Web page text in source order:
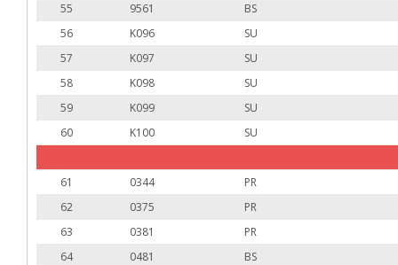
55
9561
BS
56
K096
SU
57
K097
SU
58
K098
SU
59
K099
SU
60
K100 SU
61 0344
PR
62
0375
PR
63
0381
PR
64
0481
BS